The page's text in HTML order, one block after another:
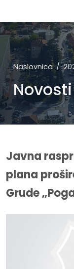
Naslovnica
Novosti
Javna
plana
Grude